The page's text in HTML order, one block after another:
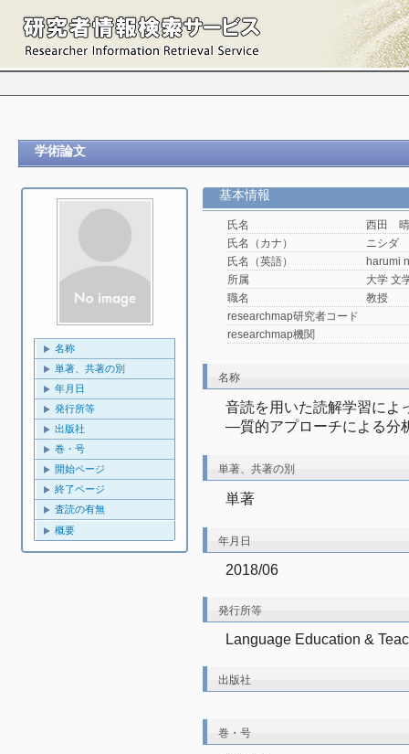
学術論文
名称
単著、共著の別
年月日
発行所等
出版社
巻・号
開始ページ
終了ページ
査読の有無
概要
基本情報
氏名
西田
氏名（カナ）
ニシダ
氏名（英語）
harumi
所属
大学 文
職名
教授
researchmap研究者コード
researchmap機関
名称
音読を用いた読解学習によ
―質的アプローチによる分
単著、共著の別
単著
年月日
2018/06
発行所等
Language Education &
出版社
巻・号